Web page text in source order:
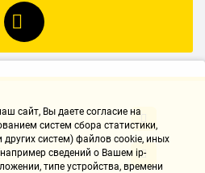
cайт, Вы даете согласие на
систем сбора статистики,
систем) файлов cookie, иных
сведений о Вашем ip-
типе устройства, времени